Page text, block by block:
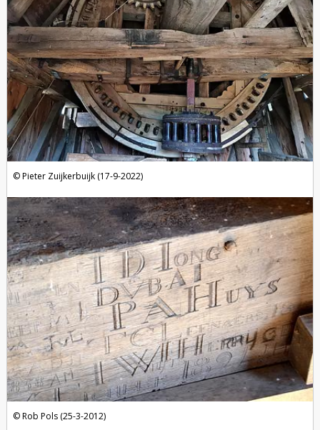
Pieter Zuijkerbuijk (17-9-2022)
Rob Pols (25-3-2012)